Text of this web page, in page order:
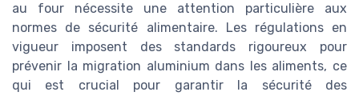
au four nécessite une attention particulière aux
normes de sécurité alimentaire. Les régulations en
vigueur imposent des standards rigoureux pour
prévenir la migration aluminium dans les aliments, ce
qui est crucial pour garantir la sécurité des